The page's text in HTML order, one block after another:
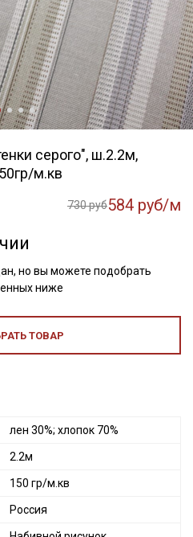
серого", ш.2.2м,
м.кв
730 руб584 руб/м
но вы можете подобрать
ниже
ТОВАР
лен 30%; хлопок 70%
2.2м
150 гр/м.кв
Россия